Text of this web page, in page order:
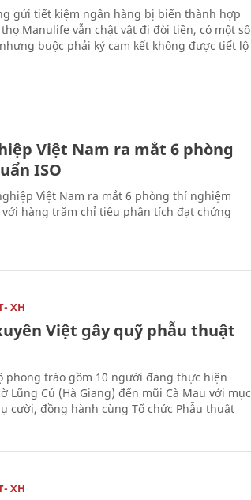
gửi tiết kiệm ngân hàng bị biến thành hợp
Manulife vẫn chật vật đi đòi tiền, có một số
buộc phải ký cam kết không được tiết lộ
Việt Nam ra mắt 6 phòng
ISO
Việt Nam ra mắt 6 phòng thí nghiệm
với hàng trăm chỉ tiêu phân tích đạt chứng
XH
Việt gây quỹ phẫu thuật
phong trào gồm 10 người đang thực hiện
Lũng Cú (Hà Giang) đến mũi Cà Mau với mục
cười, đồng hành cùng Tổ chức Phẫu thuật
XH